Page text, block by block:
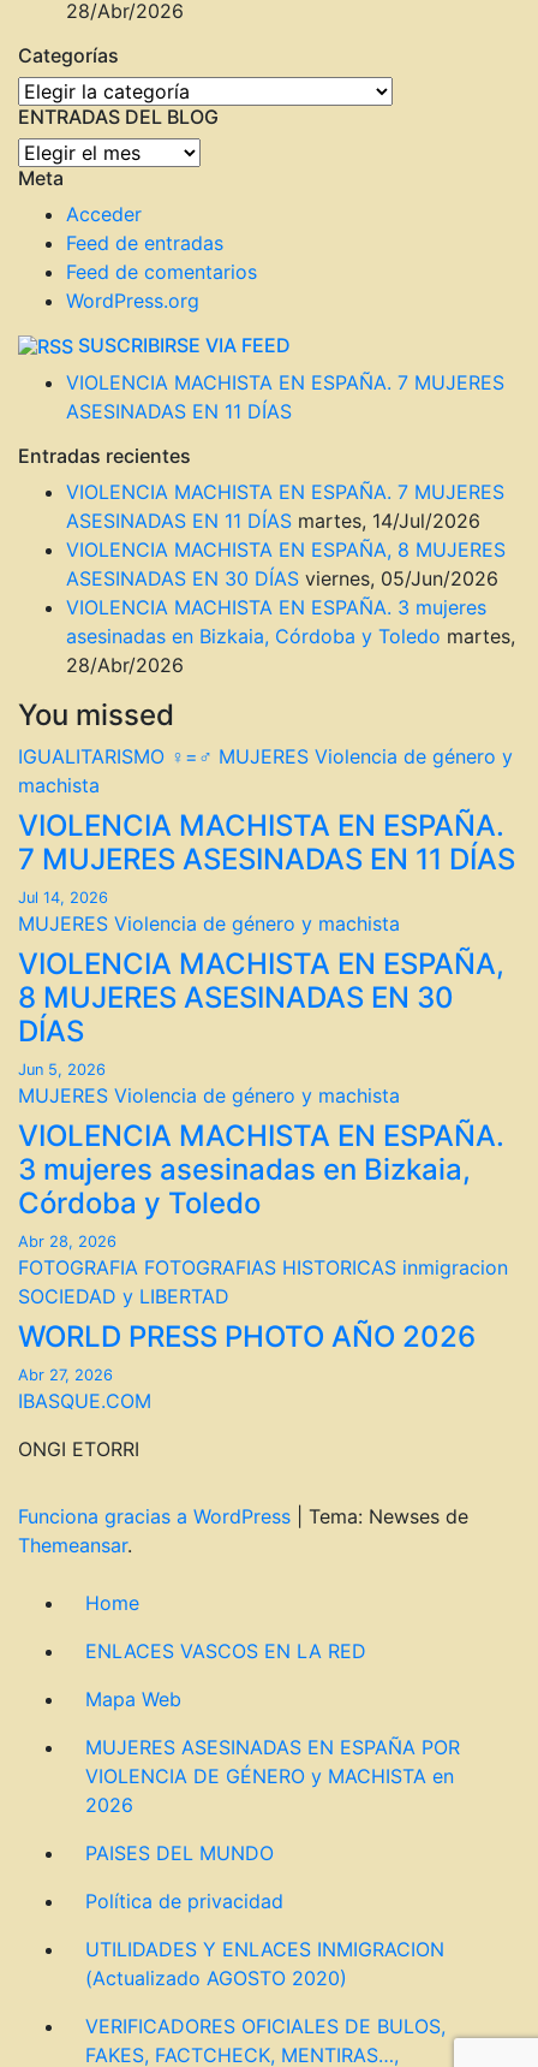
28/Abr/2026
Categorías
Categorías
ENTRADAS DEL BLOG
ENTRADAS
DEL
BLOG
Meta
Acceder
Feed de entradas
Feed de comentarios
WordPress.org
SUSCRIBIRSE VIA FEED
VIOLENCIA MACHISTA EN ESPAÑA. 7 MUJERES
ASESINADAS EN 11 DÍAS
Entradas recientes
VIOLENCIA MACHISTA EN ESPAÑA. 7 MUJERES
ASESINADAS EN 11 DÍAS martes, 14/Jul/2026
VIOLENCIA MACHISTA EN ESPAÑA, 8 MUJERES
ASESINADAS EN 30 DÍAS viernes, 05/Jun/2026
VIOLENCIA MACHISTA EN ESPAÑA. 3 mujeres
asesinadas en Bizkaia, Córdoba y Toledo martes,
28/Abr/2026
You missed
IGUALITARISMO ♀=♂ MUJERES Violencia de género y
machista
VIOLENCIA MACHISTA EN ESPAÑA.
7 MUJERES ASESINADAS EN 11 DÍAS
Jul 14, 2026
MUJERES Violencia de género y machista
VIOLENCIA MACHISTA EN ESPAÑA,
8 MUJERES ASESINADAS EN 30
DÍAS
Jun 5, 2026
MUJERES Violencia de género y machista
VIOLENCIA MACHISTA EN ESPAÑA.
3 mujeres asesinadas en Bizkaia,
Córdoba y Toledo
Abr 28, 2026
FOTOGRAFIA FOTOGRAFIAS HISTORICAS inmigracion
SOCIEDAD y LIBERTAD
WORLD PRESS PHOTO AÑO 2026
Abr 27, 2026
IBASQUE.COM
ONGI ETORRI
Funciona gracias a WordPress
Tema: Newses de
Themeansar.
Home
ENLACES VASCOS EN LA RED
Mapa Web
MUJERES ASESINADAS EN ESPAÑA POR
VIOLENCIA DE GÉNERO y MACHISTA en
2026
PAISES DEL MUNDO
Política de privacidad
UTILIDADES Y ENLACES INMIGRACION
(Actualizado AGOSTO 2020)
VERIFICADORES OFICIALES DE BULOS,
FAKES, FACTCHECK, MENTIRAS…,